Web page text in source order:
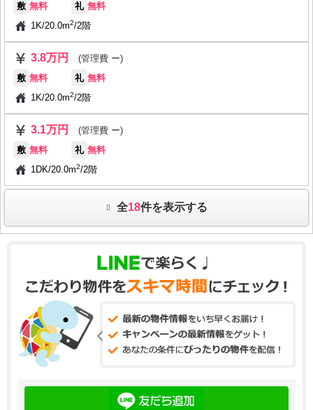
敷 無料 礼 無料
1K/20.0m2/2階
3.8万円
(管理費 ー)
敷 無料 礼 無料
1K/20.0m2/2階
3.1万円
(管理費 ー)
敷 無料 礼 無料
1DK/20.0m2/2階
全18件を表示する